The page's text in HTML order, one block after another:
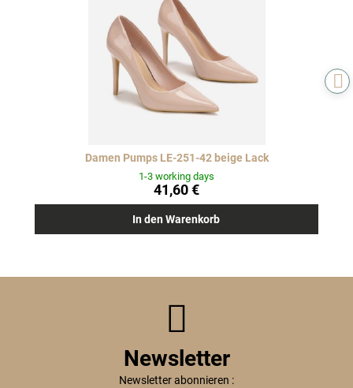
Damen Pumps LE-251-42 beige Lack
1-3 working days
41,60 €
In den Warenkorb
Newsletter
Newsletter abonnieren :